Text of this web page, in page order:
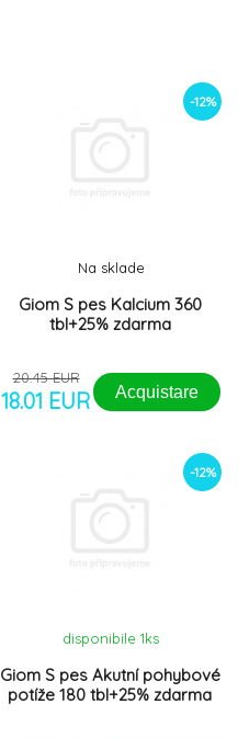
-12%
Giom S pes Kalcium 360
tbl+25% zdarma
Na sklade
20.45 EUR
18.01 EUR Acquistare
-12%
Giom S pes Akutní pohybové
potíže 180 tbl+25% zdarma
disponibile 1ks